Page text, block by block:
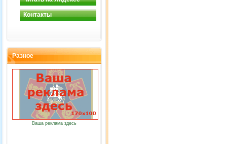
Контакты
Разное
Ваша реклама здесь